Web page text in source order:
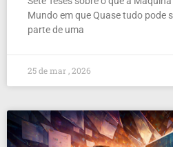
Mundo em que Quase tudo pode
parte de uma
25 de mar , 2026